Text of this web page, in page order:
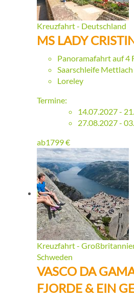
Kreuzfahrt - Deutschland
MS LADY
Panoramafahrt auf 4
Saarschleife Mettlach
Loreley
Termine:
14.07.2027 -
27.08.2027 -
ab1799€
Kreuzfahrt -
Schweden
VASCO DA
FJORDE & EIN